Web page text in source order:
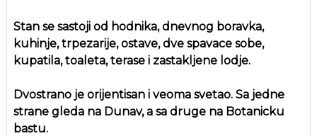
Stan se sastoji od hodnika, dnevnog boravka,
kuhinje, trpezarije, ostave, dve spavace sobe,
kupatila, toaleta, terase i zastakljene lodje.
Dvostrano je orijentisan i veoma svetao. Sa jedne
strane gleda na Dunav, a sa druge na Botanicku
bastu.